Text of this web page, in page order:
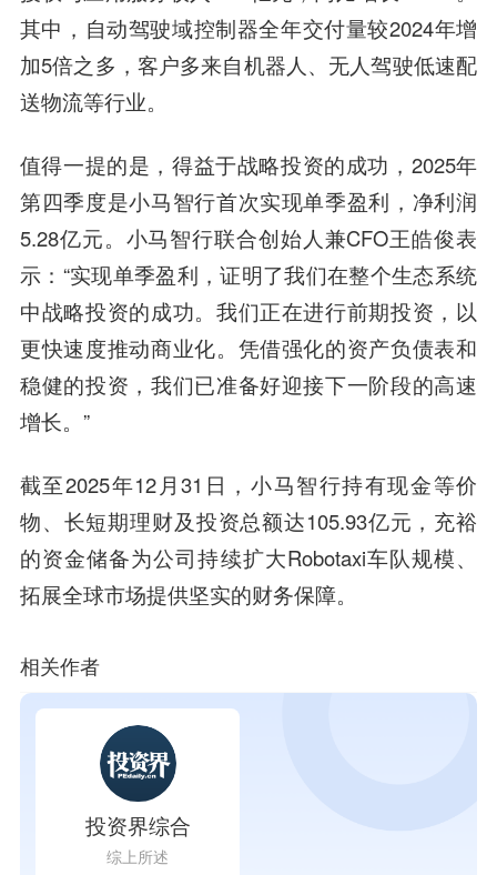
其中，自动驾驶域控制器全年交付量较2024年增
加5倍之多，客户多来自机器人、无人驾驶低速配
送物流等行业。
值得一提的是，得益于战略投资的成功，2025年
第四季度是小马智行首次实现单季盈利，净利润
5.28亿元。小马智行联合创始人兼CFO王皓俊表
示：“实现单季盈利，证明了我们在整个生态系统
中战略投资的成功。我们正在进行前期投资，以
更快速度推动商业化。凭借强化的资产负债表和
稳健的投资，我们已准备好迎接下一阶段的高速
增长。”
截至2025年12月31日，小马智行持有现金等价
物、长短期理财及投资总额达105.93亿元，充裕
的资金储备为公司持续扩大Robotaxi车队规模、
拓展全球市场提供坚实的财务保障。
相关作者
投资界综合
综上所述